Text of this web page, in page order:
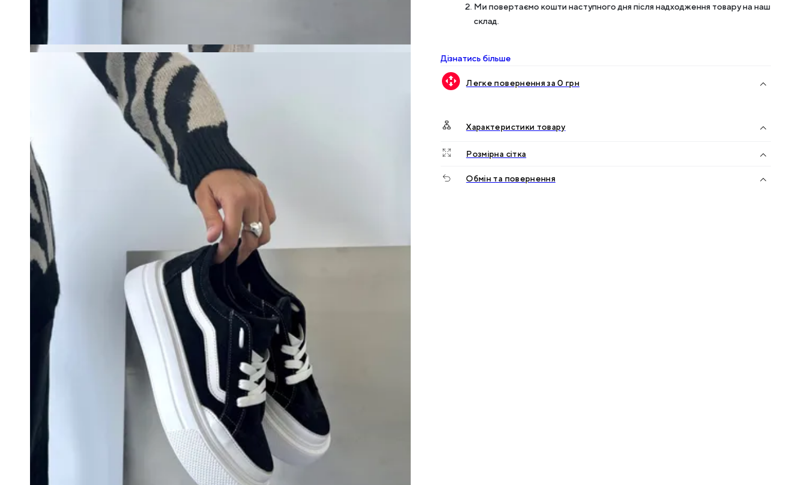
Ми повертаємо кошти наступного дня після надходження товару на наш
склад.
Дізнатись більше
Легке повернення за 0 грн
Характеристики товару
Розмірна сітка
Обмін та повернення